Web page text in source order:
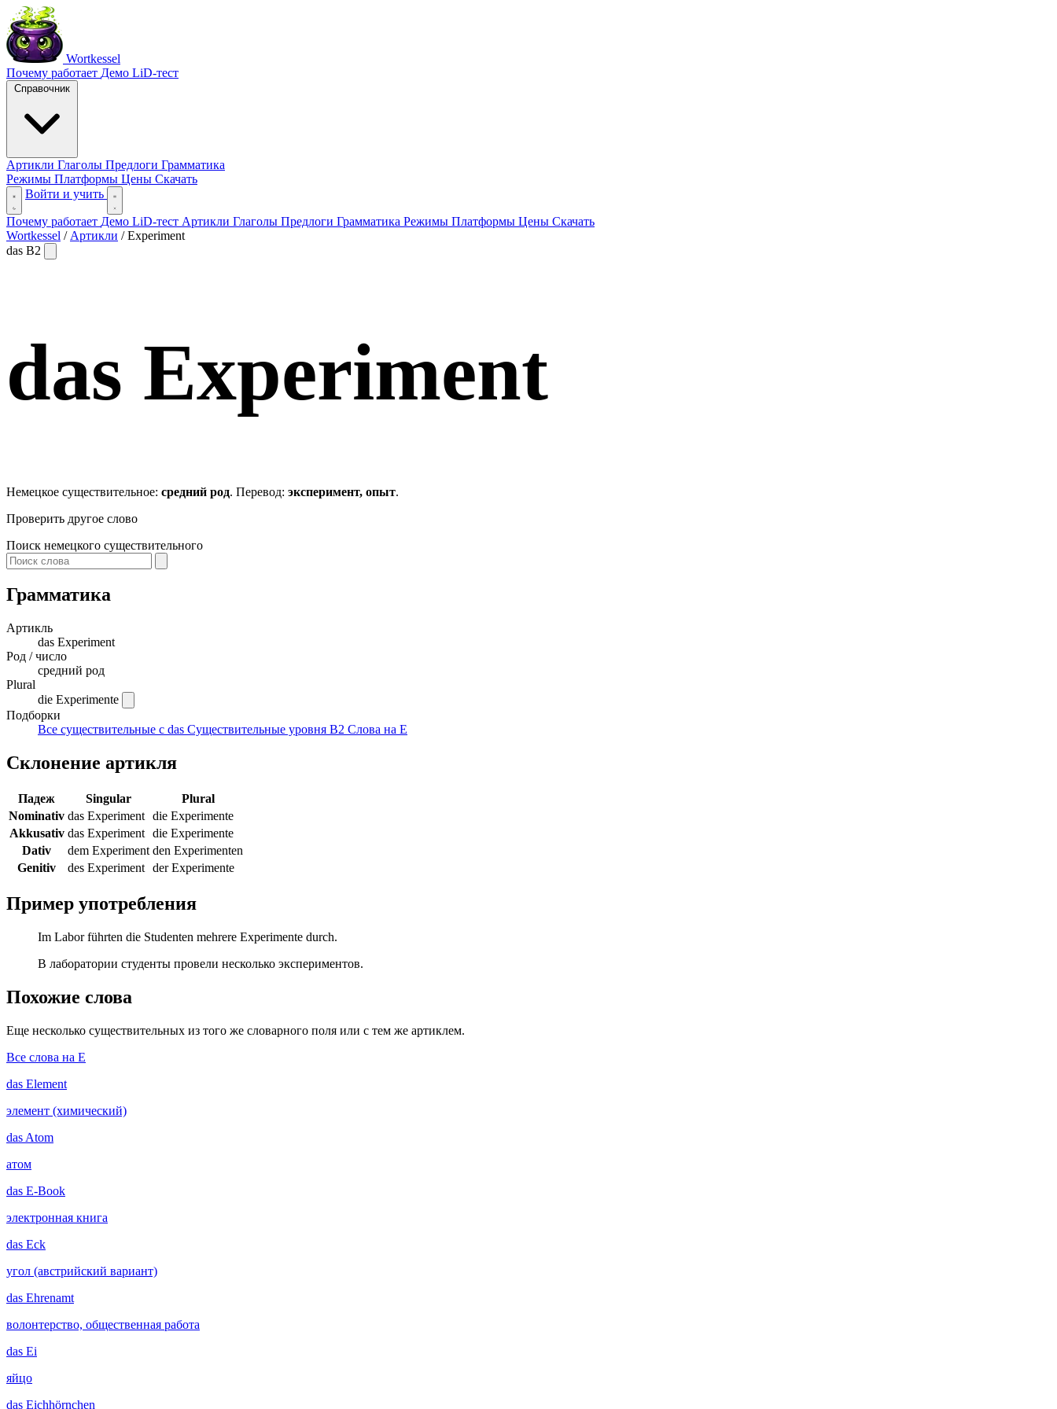
Wortkessel
Почему работает Демо LiD-тест
Справочник
Артикли Глаголы Предлоги Грамматика
Режимы Платформы Цены Скачать
Войти и учить
Почему работает Демо LiD-тест Артикли Глаголы Предлоги Грамматика Режимы Платформы Цены Скачать
Wortkessel / Артикли / Experiment
das B2
das Experiment
Немецкое существительное: средний род. Перевод: эксперимент, опыт.
Проверить другое слово
Поиск немецкого существительного
Грамматика
Артикль
das Experiment
Род / число
средний род
Plural
die Experimente
Подборки
Все существительные с das Существительные уровня B2 Слова на E
Склонение артикля
Падеж Singular
Plural
Nominativ das Experiment die Experimente
Akkusativ das Experiment die Experimente
Dativ
dem Experiment den Experimenten
Genitiv
des Experiment der Experimente
Пример употребления
Im Labor führten die Studenten mehrere Experimente durch.
В лаборатории студенты провели несколько экспериментов.
Похожие слова
Еще несколько существительных из того же словарного поля или с тем же артиклем.
Все слова на E
das Element
элемент (химический)
das Atom
атом
das E-Book
электронная книга
das Eck
угол (австрийский вариант)
das Ehrenamt
волонтерство, общественная работа
das Ei
яйцо
das Eichhörnchen